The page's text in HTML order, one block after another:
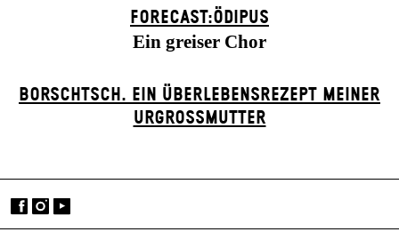
FORECAST:ÖDIPUS
Ein greiser Chor
BORSCHTSCH. EIN ÜBERLEBENSREZEPT MEINER
URGROSSMUTTER